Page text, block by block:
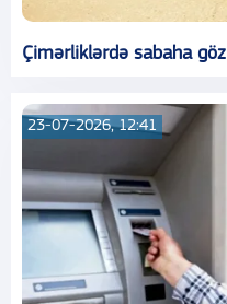
Çimərliklərdə sabaha
23-07-2026, 12:41